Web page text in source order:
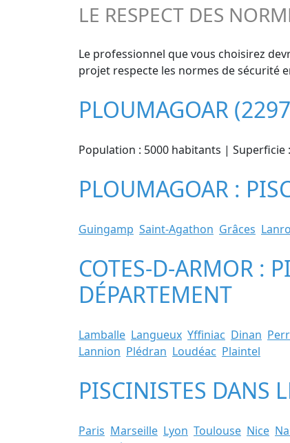
LE RESPECT DES
Le professionnel que vous choisirez
projet respecte les normes de sécurité
PLOUMAGOAR
Population : 5000 habitants |
PLOUMAGOAR :
Guingamp Saint-Agathon Grâces
COTES-D-ARMOR :
DÉPARTEMENT
Lamballe Langueux Yffiniac Dinan
Lannion Plédran Loudéac Plaintel
PISCINISTES DANS
Paris Marseille Lyon Toulouse Nice